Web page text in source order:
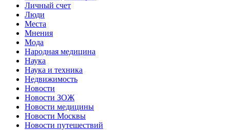
Личный счет
Люди
Места
Мнения
Мода
Народная медицина
Наука
Наука и техника
Недвижимость
Новости
Новости ЗОЖ
Новости медицины
Новости Москвы
Новости путешествий